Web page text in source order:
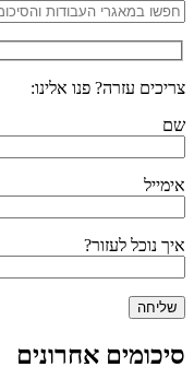
צריכים עזרה? פנו אלינו:
שם
אימייל
איך נוכל לעזור?
סיכומים אחרונים